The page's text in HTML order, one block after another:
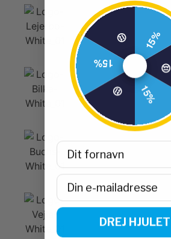
15%
😔
15%
😔
15%
😔
First Name
Email
DREJ HJULET